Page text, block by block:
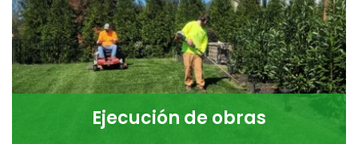
Ejecución de obras